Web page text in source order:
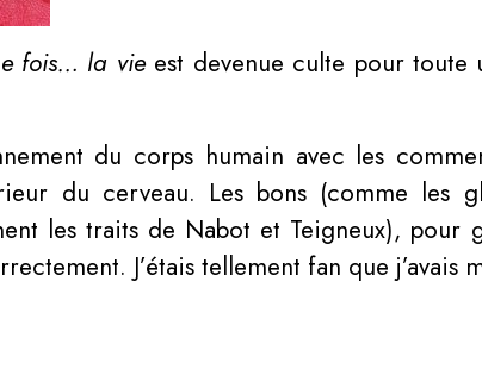
fois… la vieest devenue culte pour toute
du corps humain avec les
du cerveau. Les bons (comme les
les traits de Nabot et Teigneux), pour
J’étais tellement fan que j’avais